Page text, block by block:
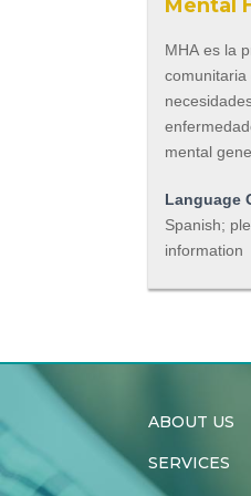
Mental
MHA es la
mental
Language
Spanish;
information
ABOUT US
SERVICES